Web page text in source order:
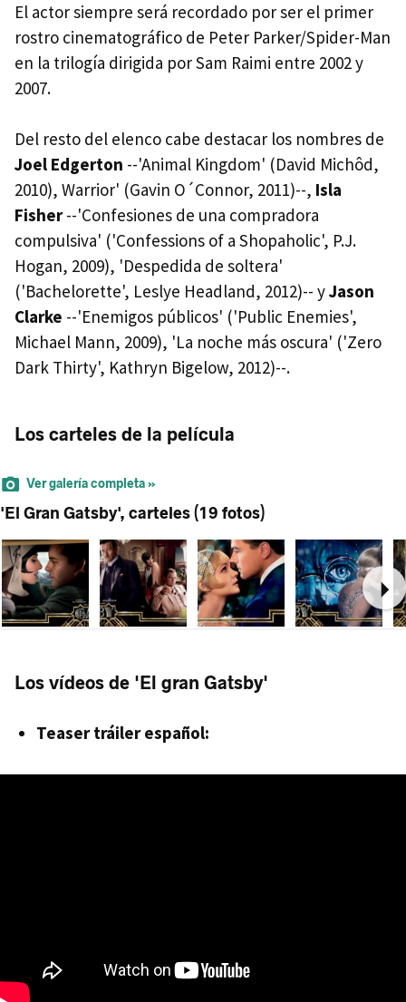
El actor siempre será recordado por ser el primer
rostro cinematográfico de Peter Parker/Spider-Man
en la trilogía dirigida por Sam Raimi entre 2002 y
2007.
Del resto del elenco cabe destacar los nombres de
Joel Edgerton --'Animal Kingdom' (David Michôd,
2010), Warrior' (Gavin O´Connor, 2011)--, Isla
Fisher--'Confesiones de una compradora
compulsiva' ('Confessions of a Shopaholic', P.J.
Hogan, 2009), 'Despedida de soltera'
('Bachelorette', Leslye Headland, 2012)-- yJason
Clarke --'Enemigos públicos' ('Public Enemies',
Michael Mann, 2009), 'La noche más oscura' ('Zero
Dark Thirty', Kathryn Bigelow, 2012)--.
Los carteles de la película
Ver galería completa »
'El Gran Gatsby', carteles (19 fotos)
Los vídeos de 'El gran Gatsby'
Teaser tráiler español: